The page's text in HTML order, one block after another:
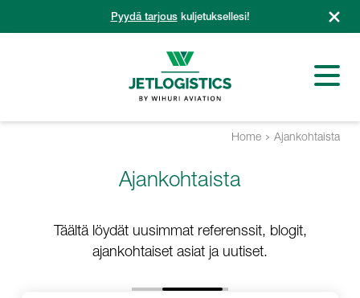
Pyydä tarjouskuljetuksellesi!
Home Ajankohtaista
Ajankohtaista
Täältä löydät uusimmat referenssit, blogit,
ajankohtaiset asiat ja uutiset.